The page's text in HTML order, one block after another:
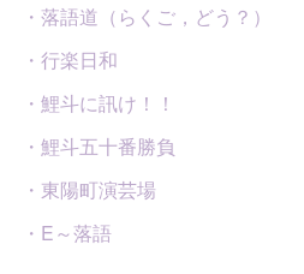
・落語道（らくご，どう？）
・行楽日和
・鯉斗に訊け！！
・鯉斗五十番勝負
・東陽町演芸場
・E～落語